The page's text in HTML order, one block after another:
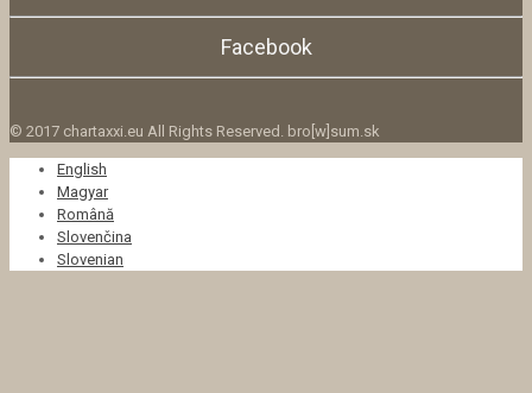
Facebook
© 2017 chartaxxi.eu All Rights Reserved. bro[w]sum.sk
English
Magyar
Română
Slovenčina
Slovenian